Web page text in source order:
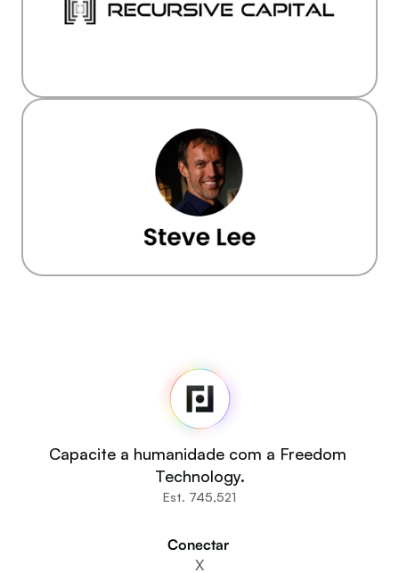
Início
Sala de imprensa
Código-fonte
Fedi For
Você
Comunidades
Organizações
Baixe o aplicativo
Capacite a humanidade com a Freedom
Technology.
Est. 745,521
Conectar
X